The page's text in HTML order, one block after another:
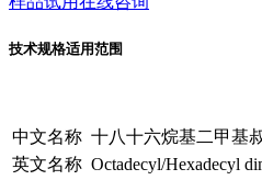
技术规格适用范围
中文名称 十八十六烷基二甲基
英文名称 Octadecyl/Hexadecyl